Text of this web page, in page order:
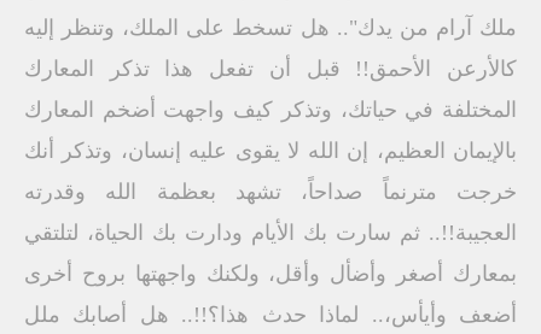
ملك آرام من يدك".. هل تسخط على الملك، وتنظر إليه
كالأرعن الأحمق!! قبل أن تفعل هذا تذكر المعارك
المختلفة في حياتك، وتذكر كيف واجهت أضخم المعارك
بالإيمان العظيم، إن الله لا يقوى عليه إنسان، وتذكر أنك
خرجت مترنماً صداحاً، تشهد بعظمة الله وقدرته
العجيبة!!.. ثم سارت بك الأيام ودارت بك الحياة، لتلتقي
بمعارك أصغر وأضأل وأقل، ولكنك واجهتها بروح أخرى
أضعف وأيأس،.. لماذا حدث هذا؟!!.. هل أصابك ملل